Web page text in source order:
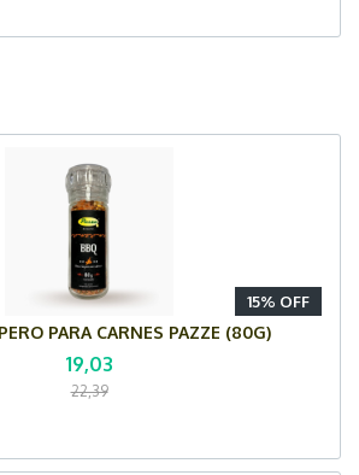
15% OFF
PARA CARNES PAZZE (80G)
19,03
22,39